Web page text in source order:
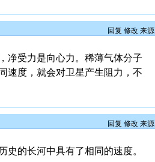
回复 修改 来源
净受力是向心力。稀薄气体分子
速度，就会对卫星产生阻力，不
回复 修改 来源
的长河中具有了相同的速度。